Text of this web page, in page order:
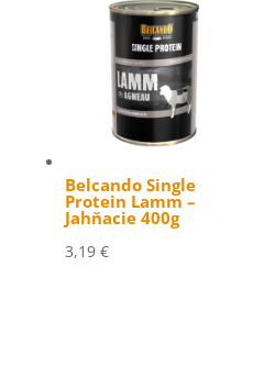
Belcando Single
Protein Lamm –
Jahňacie 400g
3,19 €